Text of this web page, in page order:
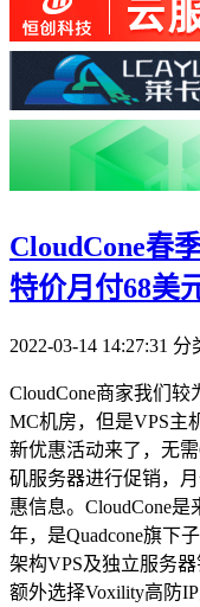
CloudCone春
特价月付68美
2022-03-14 14:27:31 分
CloudCone商家我们
MC机房，但是VPS主
新优惠活动来了，无
矶服务器进行促销，
惠信息。CloudCone
年，是Quadcone旗下
架构VPS及独立服务
额外选择Voxility高防